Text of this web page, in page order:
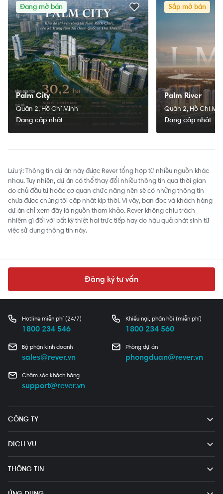
Đang mở bán
Palm City
Quận 2, Hồ Chí Minh
Đang cập nhật
Sắp mở bán
Palm River
Quận 2, Hồ Chí
Đang cập nhật
Lưu ý: Thông tin dự án này được Rever tổng hợp từ nhiều nguồn khác
nhau. Tuy nhiên, dự án có thể thay đổi nhiều thông tin qua thời gian
do chủ đầu tư hoặc cơ quan chức năng nên sẽ có những thông tin
chưa được chúng tôi cập nhật kịp thời. Vì vậy, bạn đọc và khách hàng
dự án chỉ xem đây là nguồn tham khảo. Rever không chịu trách
nhiệm gì đối với bất kỳ thiệt hại trực tiếp hay do hậu quả phát sinh từ
việc sử dụng thông tin này.
Đăng ký tư vấn
Hotline miễn phí (24/7)
1800 234 546
Khiếu nại, phản hồi (miễn phí)
1800 234 560
Bộ phận kinh doanh
sales@rever.vn
Phòng dự án
phongduan@rever.vn
Chăm sóc khách hàng
support@rever.vn
CÔNG TY
DỊCH VỤ
THÔNG TIN